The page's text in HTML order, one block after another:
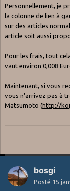
Personnellement, je
la colonne de lien à
sur des articles
article soit aussi
Pour les frais, tout
vaut environ 0,008
Maintenant, si vous
vous n'arrivez pas à
Matsumoto (http://
bosgi
Posté 15